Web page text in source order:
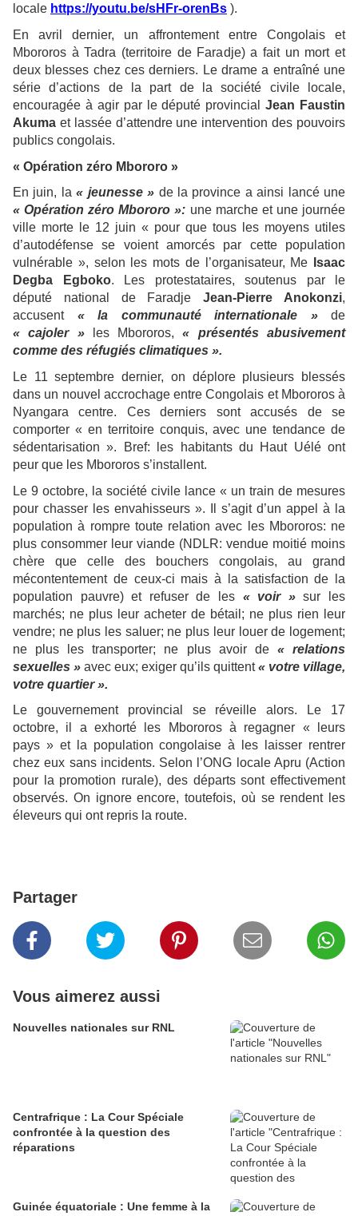
locale https://youtu.be/sHFr-orenBs ).
En avril dernier, un affrontement entre Congolais et
Mbororos à Tadra (territoire de Faradje) a fait un mort et
deux blesses chez ces derniers. Le drame a entraîné une
série d’actions de la part de la société civile locale,
encouragée à agir par le député provincialJean Faustin
Akuma et lassée d’attendre une intervention des pouvoirs
publics congolais.
« Opération zéro Mbororo »
En juin, la« jeunesse » de la province a ainsi lancé une
« Opération zéro Mbororo »: une marche et une journée
ville morte le 12 juin « pour que tous les moyens utiles
d’autodéfense se voient amorcés par cette population
vulnérable », selon les mots de l’organisateur, Me
Isaac
Degba Egboko. Les protestataires, soutenus par le
député national de FaradjeJean-Pierre Anokonzi,
accusent « la communauté internationale »de
« cajoler »les Mbororos,« présentés abusivement
comme des réfugiés climatiques ».
Le 11 septembre dernier, on déplore plusieurs blessés
dans un nouvel accrochage entre Congolais et Mbororos à
Nyangara centre. Ces derniers sont accusés de se
comporter « en territoire conquis, avec une tendance de
sédentarisation ». Bref: les habitants du Haut Uélé ont
peur que les Mbororos s’installent.
Le 9 octobre, la société civile lance « un train de mesures
pour chasser les envahisseurs ». Il s’agit d’un appel à la
population à rompre toute relation avec les Mbororos: ne
plus consommer leur viande (NDLR: vendue moitié moins
chère que celle des bouchers congolais, au grand
mécontentement de ceux-ci mais à la satisfaction de la
population pauvre) et refuser de les « voir »sur les
marchés; ne plus leur acheter de bétail; ne plus rien leur
vendre; ne plus les saluer; ne plus leur louer de logement;
ne plus les transporter; ne plus avoir de « relations
sexuelles » avec eux; exiger qu’ils quittent« votre village,
votre quartier ».
Le gouvernement provincial se réveille alors. Le 17
octobre, il a exhorté les Mbororos à regagner « leurs
pays » et la population congolaise à les laisser rentrer
chez eux sans incidents. Selon l’ONG locale Apru (Action
pour la promotion rurale), des départs sont effectivement
observés. On ignore encore, toutefois, où se rendent les
éleveurs qui ont repris la route.
Partager
Vous aimerez aussi
Nouvelles nationales sur RNL
Centrafrique : La Cour Spéciale
confrontée à la question des
réparations
Guinée équatoriale : Une femme à la